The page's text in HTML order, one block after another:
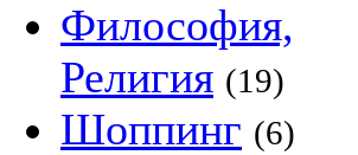
Философия,
Религия (19)
Шоппинг (6)